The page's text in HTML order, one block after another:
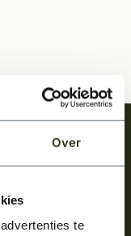
Over
te
nieuws